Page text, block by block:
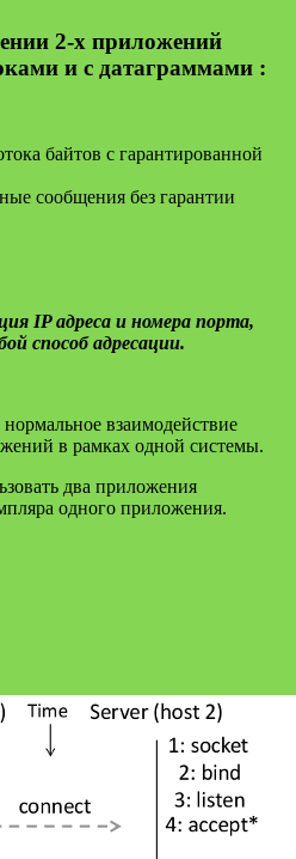
2-х приложений
и с датаграммами :
байтов с гарантированной
сообщения без гарантии
IP адреса и номера порта,
способ адресации.
взаимодействие
в рамках одной системы.
два приложения
одного приложения.